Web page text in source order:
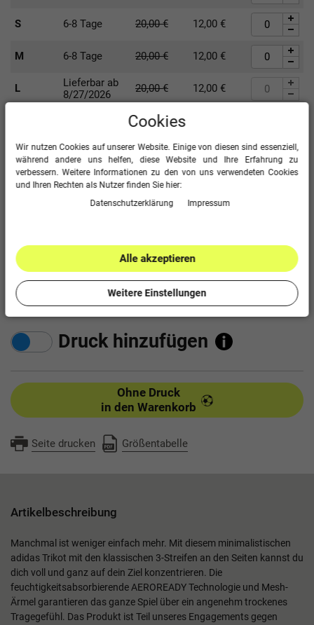
S 6-8 Tage 20,00€ 12,00 €
M 6-8 Tage 20,00€ 12,00 €
L
Lieferbar ab
8/27/2026
20,00€ 12,00 €
20,00€
2XL 6-8 Tage 20,00€ 12,00€
3XL
Aktuell nicht
lieferbar
20,00€
10,80 €
18,00 €UVP -40% sparen!
inkl. ges. MwSt. zzgl.Versand
Druck hinzufügen
Ohne Druck
in den Warenkorb
Seite drucken Größentabelle
Artikelbeschreibung
Manchmal ist weniger einfach mehr. Mit diesem minimalistischen
adidas Trikot mit den klassischen 3-Streifen an den Seiten kannst du
dich voll und ganz auf dein Ziel konzentrieren. Die
feuchtigkeitsabsorbierende AEROREADY Technologie und Mesh-
Ärmel garantieren das ganze Spiel über ein angenehm trockenes
Tragegefühl. Das Produkt ist Teil unseres Engagements gegen
Cookies
Wir nutzen Cookies auf unserer Website. Einige von diesen sind essenziell,
während andere uns helfen, diese Website und Ihre Erfahrung zu
verbessern. Weitere Informationen zu den von uns verwendeten Cookies
und Ihren Rechten als Nutzer finden Sie hier:
Daten­schutz­erklärung
Impressum
Alle akzeptieren
Weitere Einstellungen